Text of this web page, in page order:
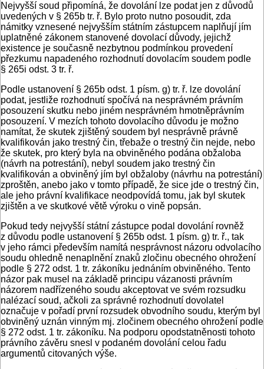
Nejvyšší soud připomíná, že dovolání lze podat jen z důvodů
uvedených v § 265b tr. ř. Bylo proto nutno posoudit, zda
námitky vznesené nejvyšším státním zástupcem naplňují jím
uplatněné zákonem stanovené dovolací důvody, jejichž
existence je současně nezbytnou podmínkou provedení
přezkumu napadeného rozhodnutí dovolacím soudem podle
§ 265i odst. 3 tr. ř.
Podle ustanovení § 265b odst. 1 písm. g) tr. ř. lze dovolání
podat, jestliže rozhodnutí spočívá na nesprávném právním
posouzení skutku nebo jiném nesprávném hmotněprávním
posouzení. V mezích tohoto dovolacího důvodu je možno
namítat, že skutek zjištěný soudem byl nesprávně právně
kvalifikován jako trestný čin, třebaže o trestný čin nejde, nebo
že skutek, pro který byla na obviněného podána obžaloba
(návrh na potrestání), nebyl soudem jako trestný čin
kvalifikován a obviněný jím byl obžaloby (návrhu na potrestání)
zproštěn, anebo jako v tomto případě, že sice jde o trestný čin,
ale jeho právní kvalifikace neodpovídá tomu, jak byl skutek
zjištěn a ve skutkové větě výroku o vině popsán.
Pokud tedy nejvyšší státní zástupce podal dovolání rovněž
z důvodu podle ustanovení § 265b odst. 1 písm. g) tr. ř., tak
v jeho rámci především namítá nesprávnost názoru odvolacího
soudu ohledně nenaplnění znaků zločinu obecného ohrožení
podle § 272 odst. 1 tr. zákoníku jednáním obviněného. Tento
názor pak musel na základě principu vázanosti právním
názorem nadřízeného soudu akceptovat ve svém rozsudku
nalézací soud, ačkoli za správné rozhodnutí dovolatel
označuje v pořadí první rozsudek obvodního soudu, kterým byl
obviněný uznán vinným mj. zločinem obecného ohrožení podle
§ 272 odst. 1 tr. zákoníku. Na podporu opodstatněnosti tohoto
právního závěru snesl v podaném dovolání celou řadu
argumentů citovaných výše.